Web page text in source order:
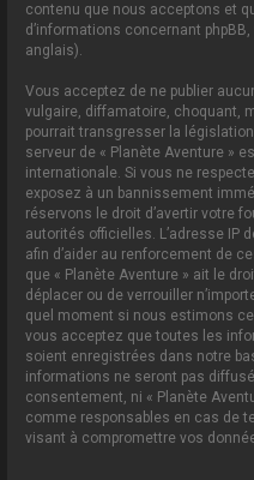
contenu que nous acceptons et
d’informations concernant
anglais).
Vous acceptez de ne publier
vulgaire, diffamatoire, choquant,
pourrait transgresser la
serveur de « Planète Aventure »
internationale. Si vous ne
exposez à un bannissement
réservons le droit d’avertir votre
autorités officielles. L’adresse IP
afin d’aider au renforcement de
que « Planète Aventure » ait le
déplacer ou de verrouiller
quel moment si nous estimons
vous acceptez que toutes les
soient enregistrées dans notre
informations ne seront pas
consentement, ni « Planète
comme responsables en cas de
visant à compromettre vos